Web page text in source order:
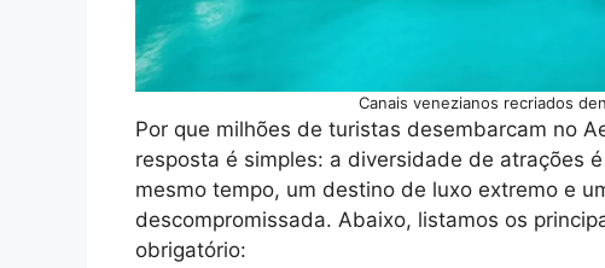
Canais venezianos recriados
Por que milhões de turistas desembarcam no
resposta é simples: a diversidade de atrações
mesmo tempo, um destino de luxo extremo e
descompromissada. Abaixo, listamos os
obrigatório: